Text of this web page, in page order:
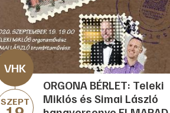
SZEPT
ORGONA BÉRLET: Teleki
Miklós és Simai László